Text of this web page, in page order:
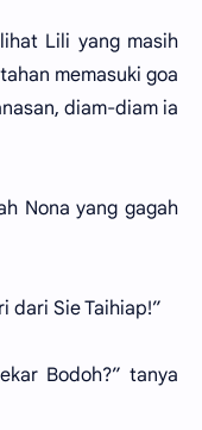
Lili yang masih
memasuki goa
diam-diam ia
Nona yang gagah
dari Sie Taihiap!”
Bodoh?” tanya